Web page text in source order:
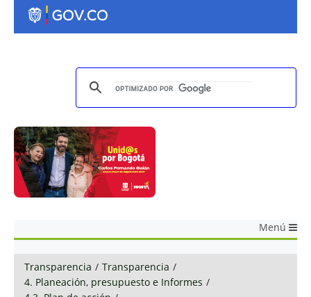
Menú
Transparencia / Transparencia /
4. Planeación, presupuesto e Informes /